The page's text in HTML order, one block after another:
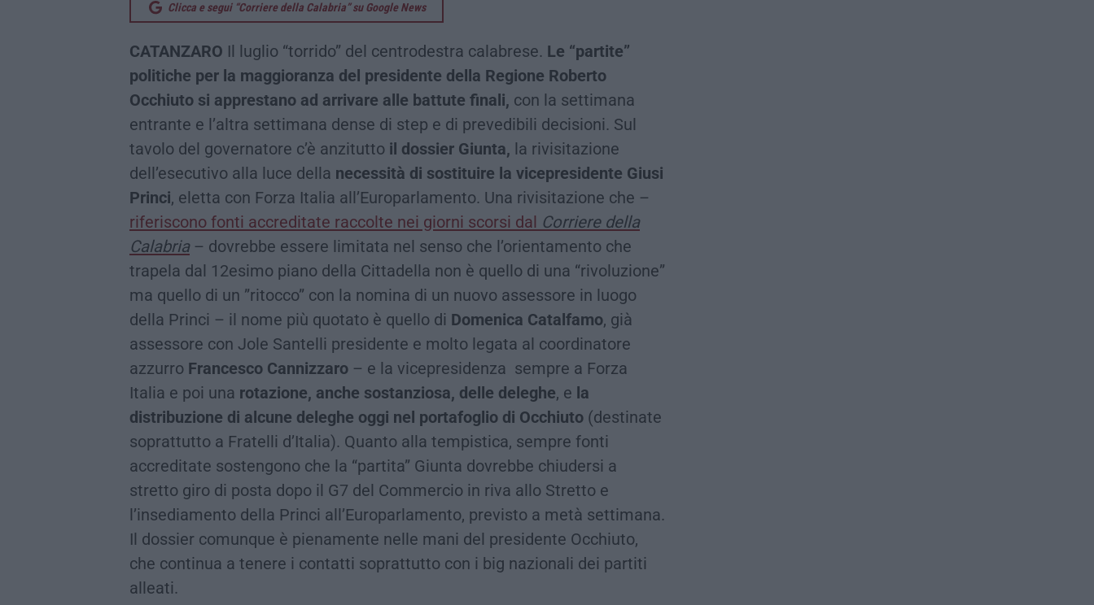
Clicca e segui “Corriere della Calabria” su Google News
CATANZARO Il luglio “torrido” del centrodestra calabrese. Le “partite”
politiche per la maggioranza del presidente della Regione Roberto
Occhiuto si apprestano ad arrivare alle battute finali, con la settimana
entrante e l’altra settimana dense di step e di prevedibili decisioni. Sul
tavolo del governatore c’è anzitutto il dossier Giunta, la rivisitazione
dell’esecutivo alla luce della necessità di sostituire la vicepresidente Giusi
Princi, eletta con Forza Italia all’Europarlamento. Una rivisitazione che –
riferiscono fonti accreditate raccolte nei giorni scorsi dal Corriere della
Calabria– dovrebbe essere limitata nel senso che l’orientamento che
trapela dal 12esimo piano della Cittadella non è quello di una “rivoluzione”
ma quello di un ”ritocco” con la nomina di un nuovo assessore in luogo
della Princi – il nome più quotato è quello di Domenica Catalfamo, già
assessore con Jole Santelli presidente e molto legata al coordinatore
azzurro Francesco Cannizzaro – e la vicepresidenza sempre a Forza
Italia e poi una rotazione, anche sostanziosa, delle deleghe, e la
distribuzione di alcune deleghe oggi nel portafoglio di Occhiuto (destinate
soprattutto a Fratelli d’Italia). Quanto alla tempistica, sempre fonti
accreditate sostengono che la “partita” Giunta dovrebbe chiudersi a
stretto giro di posta dopo il G7 del Commercio in riva allo Stretto e
l’insediamento della Princi all’Europarlamento, previsto a metà settimana.
Il dossier comunque è pienamente nelle mani del presidente Occhiuto,
che continua a tenere i contatti soprattutto con i big nazionali dei partiti
alleati.